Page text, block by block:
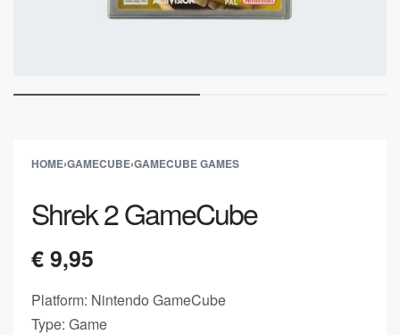
HOME›GAMECUBE›GAMECUBE GAMES
Shrek 2 GameCube
€9,95
Platform: Nintendo GameCube
Type: Game